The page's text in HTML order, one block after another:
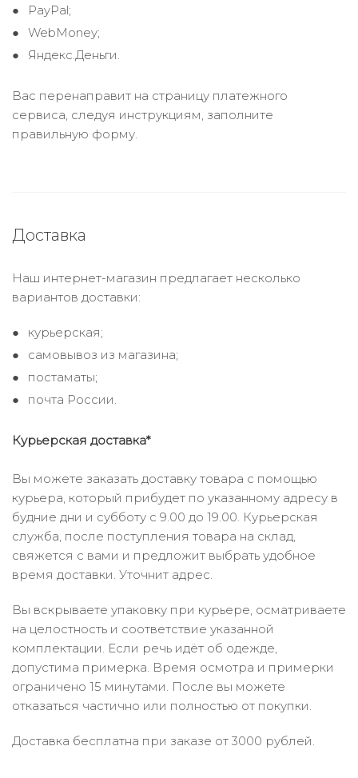
PayPal;
WebMoney;
Яндекс.Деньги.
Вас перенаправит на страницу платежного
сервиса, следуя инструкциям, заполните
правильную форму.
Доставка
Наш интернет-магазин предлагает несколько
вариантов доставки:
курьерская;
самовывоз из магазина;
постаматы;
почта России.
Курьерская доставка*
Вы можете заказать доставку товара с помощью
курьера, который прибудет по указанному адресу в
будние дни и субботу с 9.00 до 19.00. Курьерская
служба, после поступления товара на склад,
свяжется с вами и предложит выбрать удобное
время доставки. Уточнит адрес.
Вы вскрываете упаковку при курьере, осматриваете
на целостность и соответствие указанной
комплектации. Если речь идёт об одежде,
допустима примерка. Время осмотра и примерки
ограничено 15 минутами. После вы можете
отказаться частично или полностью от покупки.
Доставка бесплатна при заказе от 3000 рублей.